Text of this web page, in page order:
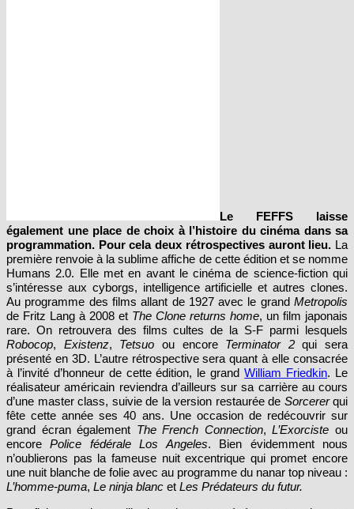
également une place de choix à l’histoire du cinéma dans sa
programmation. Pour cela deux rétrospectives auront lieu. La
première renvoie à la sublime affiche de cette édition et se nomme
Humans 2.0. Elle met en avant le cinéma de science-fiction qui
s’intéresse aux cyborgs, intelligence artificielle et autres clones.
Au programme des films allant de 1927 avec le grandMetropolis
de Fritz Lang à 2008 etThe Clone returns home , un film japonais
rare. On retrouvera des films cultes de la S-F parmi lesquels
Robocop ,Existenz,Tetsuoou encore Terminator 2qui sera
présenté en 3D. L’autre rétrospective sera quant à elle consacrée
à l’invité d’honneur de cette édition, le grandWilliam Friedkin. Le
réalisateur américain reviendra d’ailleurs sur sa carrière au cours
d’une master class, suivie de la version restaurée deSorcererqui
fête cette année ses 40 ans. Une occasion de redécouvrir sur
grand écran également The French Connection ,L’Exorciste ou
encore Police fédérale Los Angeles. Bien évidemment nous
n’oublierons pas la fameuse nuit excentrique qui promet encore
une nuit blanche de folie avec au programme du nanar top niveau :
L’homme-puma, Le ninja blancetLes Prédateurs du futur.
Pour finir, un petit tour d’horizon des autres événements qui auront